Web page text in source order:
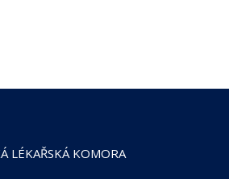
LÉKAŘSKÁ KOMORA